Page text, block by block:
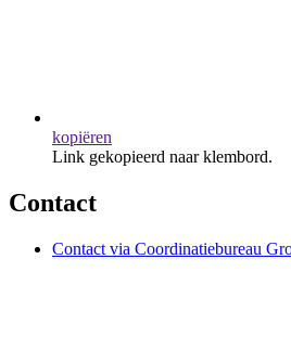
kopiëren
Link gekopieerd naar klembord.
Contact
Contact via Coordinatiebureau